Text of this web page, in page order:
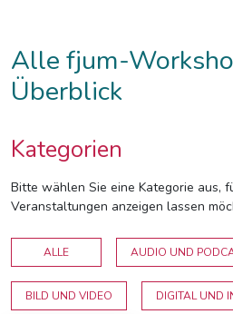
Alle fjum-
Überblick
Kategorien
Bitte wählen Sie eine Kategorie aus,
Veranstaltungen anzeigen lassen
ALLE AUDIO UND
BILD UND VIDEO DIGITAL UND